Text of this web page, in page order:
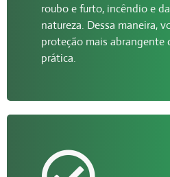
roubo e furto, incêndio e
natureza. Dessa maneira,
proteção mais abrangente
prática.